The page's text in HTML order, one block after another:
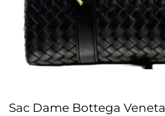
Sac Dame Bottega Veneta